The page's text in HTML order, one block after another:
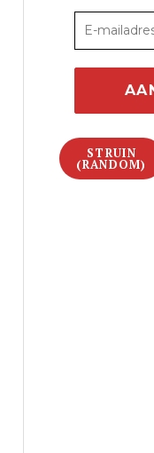
STRUIN
(RANDOM)